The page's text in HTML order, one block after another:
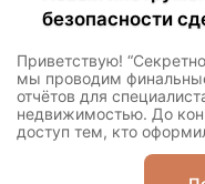
безопасности
Приветствую!
мы проводим
отчётов для
недвижимостью. До
доступ тем, кто